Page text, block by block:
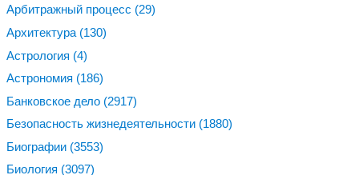
Арбитражный процесс (29)
Архитектура (130)
Астрология (4)
Астрономия (186)
Банковское дело (2917)
Безопасность жизнедеятельности (1880)
Биографии (3553)
Биология (3097)